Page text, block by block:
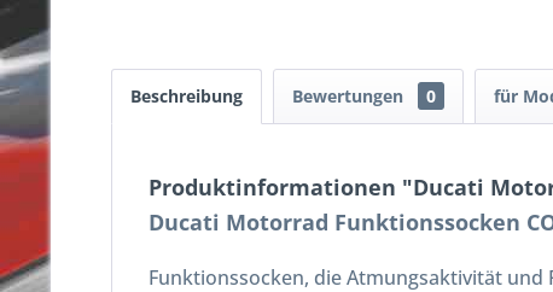
Beschreibung Bewertungen 0 für
Produktinformationen "Ducati
Ducati Motorrad Funktionssocken
Funktionssocken, die Atmungsaktivität